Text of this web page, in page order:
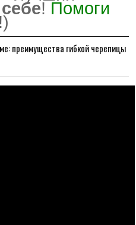
! Помоги
!)
преимущества гибкой черепицы